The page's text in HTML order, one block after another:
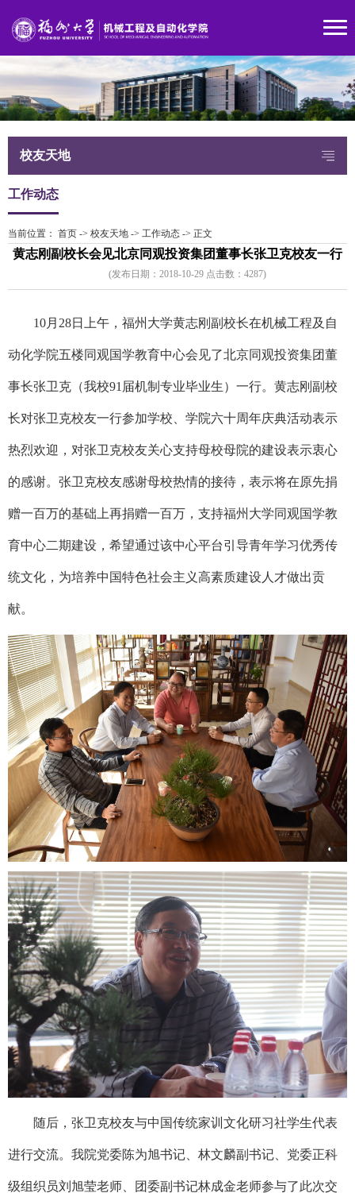
校友天地
工作动态
当前位置： 首页 -> 校友天地 -> 工作动态 -> 正文
黄志刚副校长会见北京同观投资集团董事长张卫克校友一行
(发布日期：2018-10-29 点击数： 4287)
10月28日上午，福州大学黄志刚副校长在机械工程及自
动化学院五楼同观国学教育中心会见了北京同观投资集团董
事长张卫克（我校91届机制专业毕业生）一行。黄志刚副校
长对张卫克校友一行参加学校、学院六十周年庆典活动表示
热烈欢迎，对张卫克校友关心支持母校母院的建设表示衷心
的感谢。张卫克校友感谢母校热情的接待，表示将在原先捐
赠一百万的基础上再捐赠一百万，支持福州大学同观国学教
育中心二期建设，希望通过该中心平台引导青年学习优秀传
统文化，为培养中国特色社会主义高素质建设人才做出贡
献。
随后，张卫克校友与中国传统家训文化研习社学生代表
进行交流。我院党委陈为旭书记、林文麟副书记、党委正科
级组织员刘旭莹老师、团委副书记林成金老师参与了此次交